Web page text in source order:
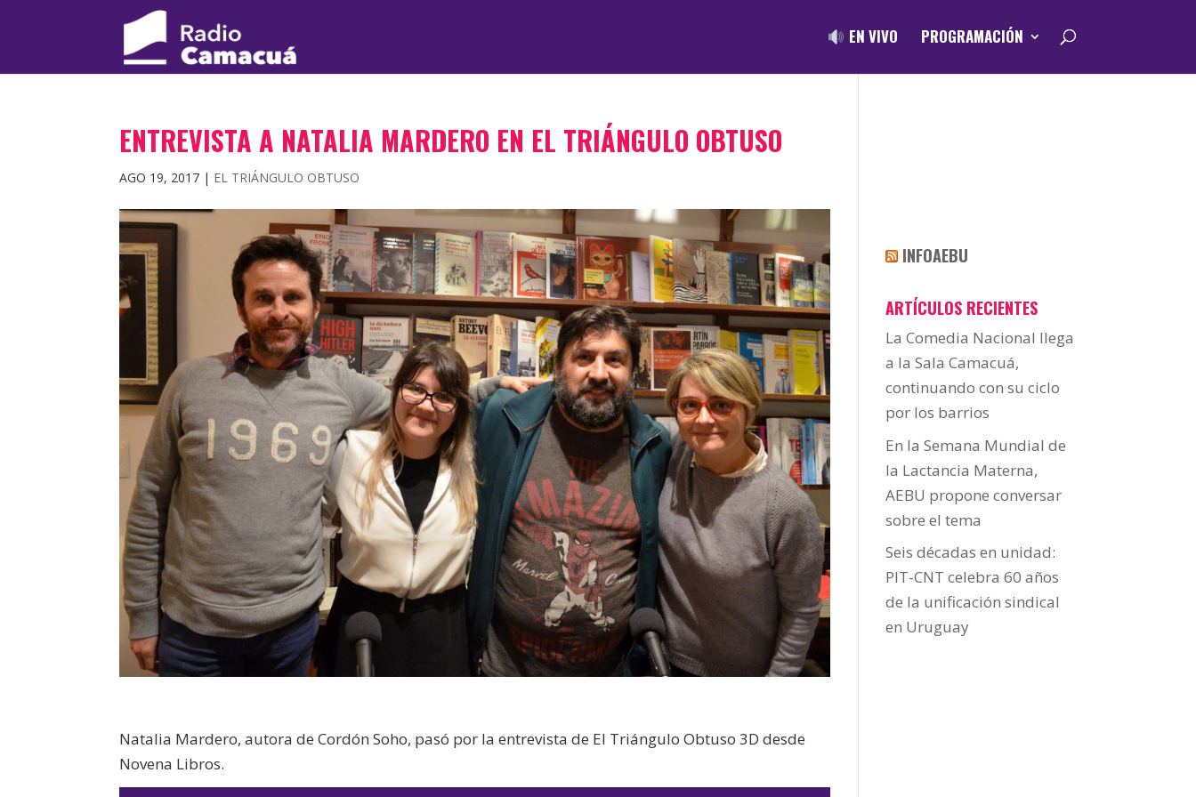
EN VIVO PROGRAMACIÓN
ENTREVISTA A NATALIA MARDERO EN EL TRIÁNGULO OBTUSO
AGO 19, 2017 | EL TRIÁNGULO OBTUSO
Natalia Mardero, autora de Cordón Soho, pasó por la entrevista de El Triángulo Obtuso 3D desde
Novena Libros.
INFOAEBU
ARTÍCULOS RECIENTES
La Comedia Nacional llega
a la Sala Camacuá,
continuando con su ciclo
por los barrios
En la Semana Mundial de
la Lactancia Materna,
AEBU propone conversar
sobre el tema
Seis décadas en unidad:
PIT-CNT celebra 60 años
de la unificación sindical
en Uruguay